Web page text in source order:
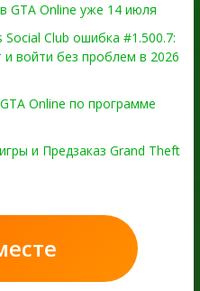
GTA Online уже 14 июля
Social Club ошибка #1.500.7:
и войти без проблем в 2026
Online по программе
и Предзаказ Grand Theft